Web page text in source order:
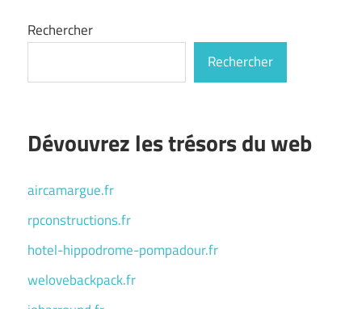
Rechercher
Rechercher
Dévouvrez les trésors du web
aircamargue.fr
rpconstructions.fr
hotel-hippodrome-pompadour.fr
welovebackpack.fr